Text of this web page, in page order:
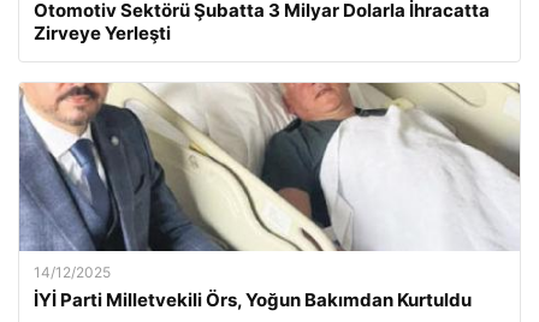
Otomotiv Sektörü Şubatta 3 Milyar Dolarla İhracatta
Zirveye Yerleşti
14/12/2025
İYİ Parti Milletvekili Örs, Yoğun Bakımdan Kurtuldu